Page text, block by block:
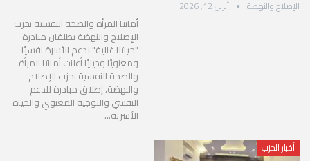
الإصلاح والنهضة أبريل 12, 2026
أمانتا المرأة والصحة النفسية بحزب
الإصلاح والنهضة يطلقان مبادرة
"حياتنا غالية" لدعم الأسرة نفسيًا
ومعنويًا ودينيًا أعلنت أمانتا المرأة
والصحة النفسية بحزب الإصلاح
والنهضة، إطلاق مبادرة للدعم
النفسي والتوجيه المعنوي والحياة
الأسرية…
أخبار الحزب